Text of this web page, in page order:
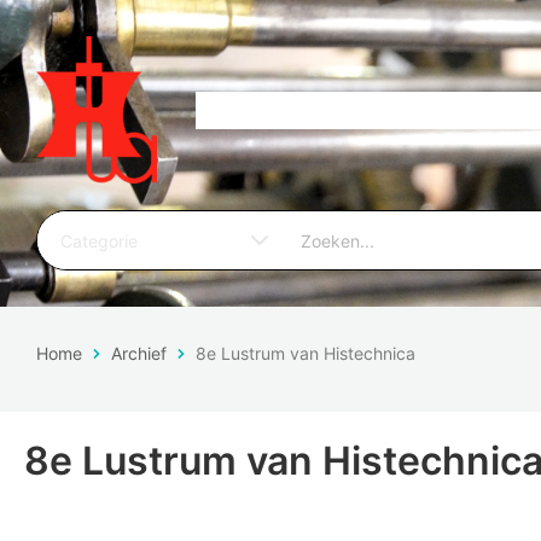
Home Archief 8e Lustrum van Histechnica
8e Lustrum van